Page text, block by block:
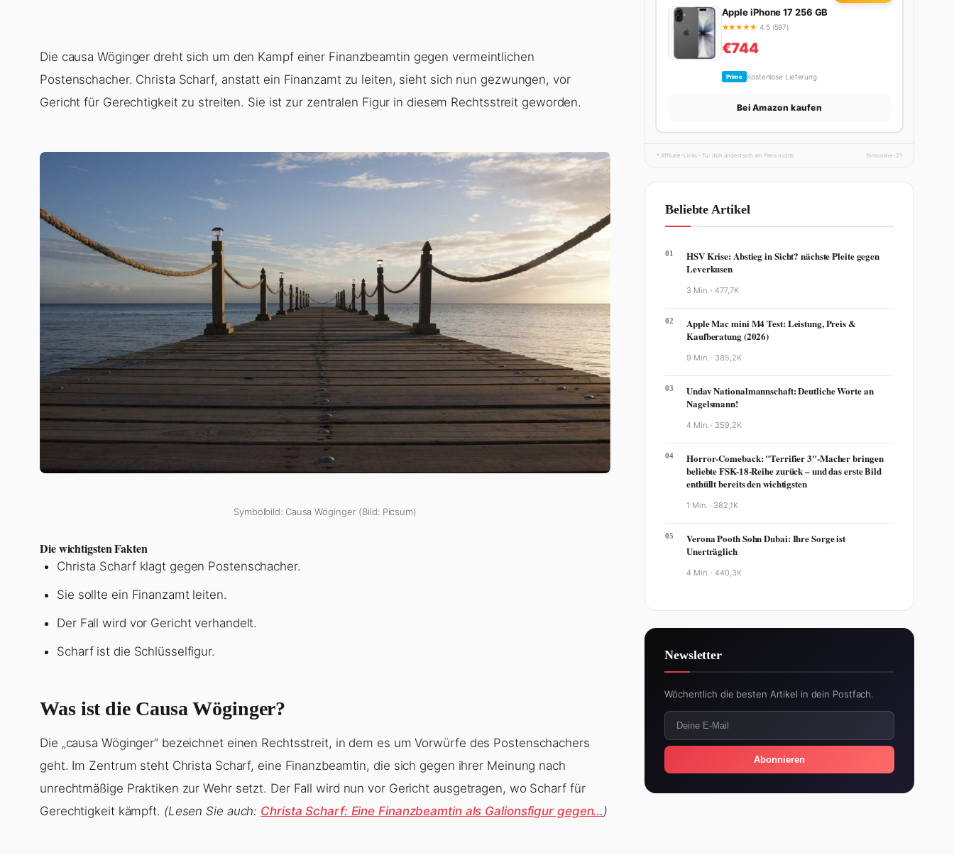
Die causa Wöginger dreht sich um den Kampf einer Finanzbeamtin gegen vermeintlichen
Postenschacher. Christa Scharf, anstatt ein Finanzamt zu leiten, sieht sich nun gezwungen, vor
Gericht für Gerechtigkeit zu streiten. Sie ist zur zentralen Figur in diesem Rechtsstreit geworden.
Symbolbild: Causa Wöginger (Bild: Picsum)
Die wichtigsten Fakten
Christa Scharf klagt gegen Postenschacher.
Sie sollte ein Finanzamt leiten.
Der Fall wird vor Gericht verhandelt.
Scharf ist die Schlüsselfigur.
Was ist die Causa Wöginger?
Die „causa Wöginger“ bezeichnet einen Rechtsstreit, in dem es um Vorwürfe des Postenschachers
geht. Im Zentrum steht Christa Scharf, eine Finanzbeamtin, die sich gegen ihrer Meinung nach
unrechtmäßige Praktiken zur Wehr setzt. Der Fall wird nun vor Gericht ausgetragen, wo Scharf für
Gerechtigkeit kämpft. (Lesen Sie auch: Christa Scharf: Eine Finanzbeamtin als Galionsfigur gegen… )
Apple iPhone 17 256 GB
★★★★★ 4.5 (597)
€744
Prime Kostenlose Lieferung
Bei Amazon kaufen
* Affiliate-Links – für dich ändert sich am Preis nichts. fhmonline-21
Beliebte Artikel
01
HSV Krise: Abstieg in Sicht? nächste Pleite gegen
Leverkusen
3 Min. ·477,7K
02
Apple Mac mini M4 Test: Leistung, Preis &
Kaufberatung (2026)
9 Min. · 385,2K
03
Undav Nationalmannschaft: Deutliche Worte an
Nagelsmann!
4 Min. · 359,2K
04
Horror-Comeback: "Terrifier 3"-Macher bringen
beliebte FSK-18-Reihe zurück – und das erste Bild
enthüllt bereits den wichtigsten
1 Min. · 382,1K
05
Verona Pooth Sohn Dubai: Ihre Sorge ist
Unerträglich
4 Min. ·440,3K
Newsletter
Wöchentlich die besten Artikel in dein Postfach.
Abonnieren